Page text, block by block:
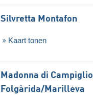
Silvretta Montafon
Kaart tonen
Madonna di
Folgàrida/​Marilleva